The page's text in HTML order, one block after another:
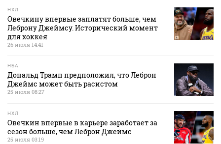
НХЛ
Овечкину впервые заплатят больше, чем
Леброну Джеймсу. Исторический момент
для хоккея
26 июля 14:41
НБА
Дональд Трамп предположил, что Леброн
Джеймс может быть расистом
25 июля 08:27
НХЛ
Овечкин впервые в карьере заработает за
сезон больше, чем Леброн Джеймс
25 июля 03:19